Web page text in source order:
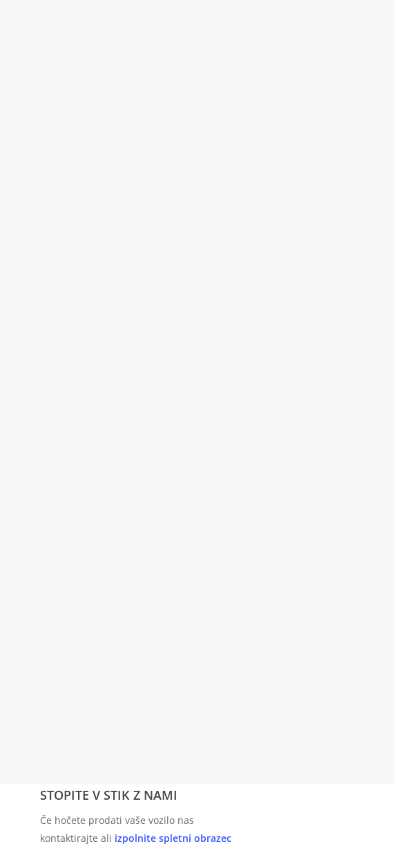
STOPITE V STIK Z NAMI
Če hočete prodati vaše vozilo nas
kontaktirajte ali izpolnite spletni obrazec